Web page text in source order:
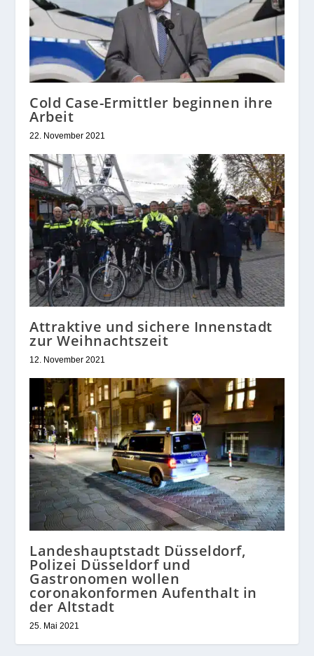
Cold Case-Ermittler beginnen ihre
Arbeit
22. November 2021
Attraktive und sichere Innenstadt
zur Weihnachtszeit
12. November 2021
Landeshauptstadt Düsseldorf,
Polizei Düsseldorf und
Gastronomen wollen
coronakonformen Aufenthalt in
der Altstadt
25. Mai 2021